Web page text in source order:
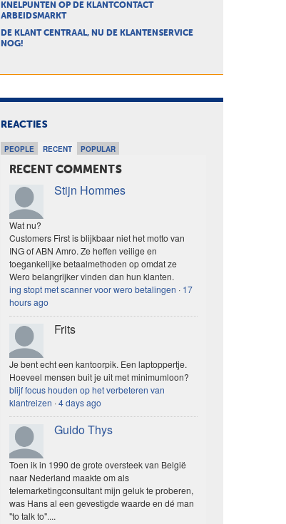
KNELPUNTEN OP DE KLANTCONTACT
ARBEIDSMARKT
DE KLANT CENTRAAL, NU DE KLANTENSERVICE
NOG!
REACTIES
PEOPLE RECENT POPULAR
RECENT COMMENTS
Stijn Hommes
Wat nu?
Customers First is blijkbaar niet het motto van
ING of ABN Amro. Ze heffen veilige en
toegankelijke betaalmethoden op omdat ze
Wero belangrijker vinden dan hun klanten.
ing stopt met scanner voor wero betalingen · 17
hours ago
Frits
Je bent echt een kantoorpik. Een laptoppertje.
Hoeveel mensen buit je uit met minimumloon?
blijf focus houden op het verbeteren van
klantreizen ·4 days ago
Guido Thys
Toen ik in 1990 de grote oversteek van België
naar Nederland maakte om als
telemarketingconsultant mijn geluk te proberen,
was Hans al een gevestigde waarde en dé man
"to talk to"....